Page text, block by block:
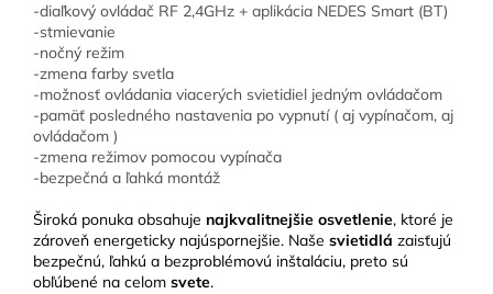
-diaľkový ovládač RF 2,4GHz + aplikácia NEDES Smart (BT)
-stmievanie
-nočný režim
-zmena farby svetla
-možnosť ovládania viacerých svietidiel jedným ovládačom
-pamäť posledného nastavenia po vypnutí ( aj vypínačom, aj
ovládačom )
-zmena režimov pomocou vypínača
-bezpečná a ľahká montáž
Široká ponuka obsahuje najkvalitnejšie osvetlenie, ktoré je
zároveň energeticky najúspornejšie. Naše svietidlá zaisťujú
bezpečnú, ľahkú a bezproblémovú inštaláciu, preto sú
obľúbené na celom svete.